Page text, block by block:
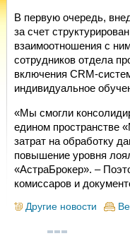
В первую очередь,
за счет
взаимоотношения с
сотрудников отдела
включения CRM-
индивидуальное
«Мы смогли
едином пространстве
затрат на обработку
повышение уровня
«АстраБрокер». –
комиссаров и
Другие новости